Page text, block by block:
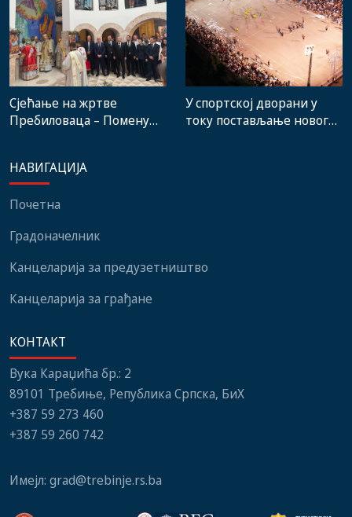
Сјећање на жртве
Пребиловаца – Помену
институција, локалних
заједница и грађани
У спортској дворани у
току постављање новог
НАВИГАЦИЈА
Почетна
Градоначелник
Канцеларија за предузетништво
Канцеларија за грађане
КОНТАКТ
Вука Караџића бр.: 2
89101 Требиње, Република Српска, БиХ
+387 59 273 460
+387 59 260 742
Имејл: grad@trebinje.rs.ba